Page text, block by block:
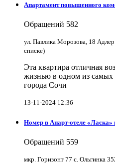
Апартамент повышенного
Обращений 582
ул. Павлика Морозова, 18
списке)
Эта квартира отличная
жизнью в одном из
города Сочи
13-11-2024 12:36
Номер в Апарт-отеле «Ласка»
Обращений 559
мкр. Горизонт 77 с. Ольгинка